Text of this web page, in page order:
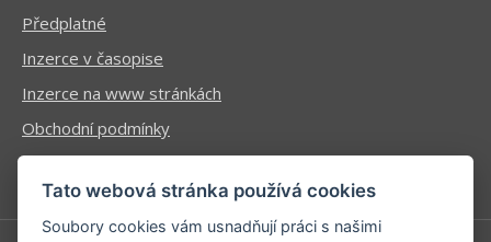
Předplatné
Inzerce v časopise
Inzerce na www stránkách
Obchodní podmínky
Ochrana osobních údajů
Tato webová stránka používá cookies
Soubory cookies vám usnadňují práci s našimi